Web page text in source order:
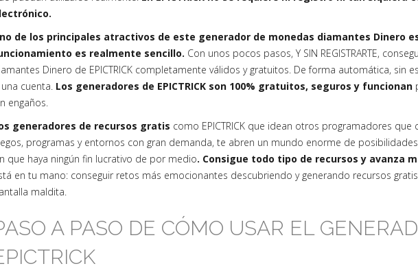
de los principales atractivos de este generador de monedas diamantes Dinero
es realmente sencillo. Con unos pocos pasos, Y SIN REGISTRARTE,
Dinero de EPICTRICK completamente válidos y gratuitos. De forma automática, sin
cuenta. Los generadores de EPICTRICK son 100% gratuitos, seguros y funcionan
engaños.
generadores de recursos gratis como EPICTRICK que idean otros programadores que
programas y entornos con gran demanda, te abren un mundo enorme de
que haya ningún fin lucrativo de por medio. Consigue todo tipo de recursos y avanza
en tu mano: conseguir retos más emocionantes descubriendo y generando recursos
maldita.
A PASO DE CÓMO USAR EL